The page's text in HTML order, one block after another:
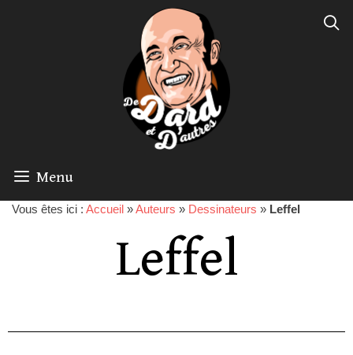
Menu
Vous êtes ici : Accueil »Auteurs » Dessinateurs » Leffel
Leffel